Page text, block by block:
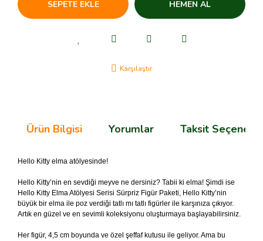
SEPETE EKLE HEMEN AL
Karşılaştır
Ürün Bilgisi Yorumlar Taksit
Hello Kitty elma atölyesinde!
Hello Kitty’nin en sevdiği meyve ne dersiniz? Tabii ki elma! Şimdi ise
Hello Kitty Elma Atölyesi Serisi Sürpriz Figür Paketi, Hello Kitty’nin
büyük bir elma ile poz verdiği tatlı mı tatlı figürler ile karşınıza çıkıyor.
Artık en güzel ve en sevimli koleksiyonu oluşturmaya başlayabilirsiniz.
Her figür, 4,5 cm boyunda ve özel şeffaf kutusu ile geliyor. Ama bu